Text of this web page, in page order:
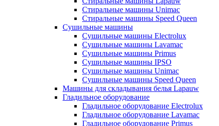
Стиральные машины Unimac
Стиральные машины Speed Queen
Сушильные машины
Сушильные машины Electrolux
Сушильные машины Lavamac
Сушильные машины Primus
Сушильные машины IPSO
Сушильные машины Unimac
Сушильные машины Speed Queen
Машины для складывания белья Lapauw
Гладильное оборудование
Гладильное оборудование Electrolux
Гладильное оборудование Lavamac
Гладильное оборудование Primus